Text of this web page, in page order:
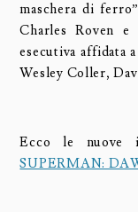
maschera di
Charles Roven e
esecutiva affidata
Wesley Coller,
Ecco le nuove
SUPERMAN: